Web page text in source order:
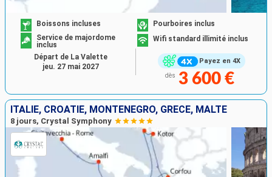
Payez en 4X
Boissons incluses
Pourboires inclus
Service de majordome
inclus
Wifi standard illimité inclus
dès 3 600 €
Départ de La Valette
jeu. 27 mai 2027
ITALIE, CROATIE, MONTÉNÉGRO, GRÈCE, MALTE
8 jours, Crystal Symphony